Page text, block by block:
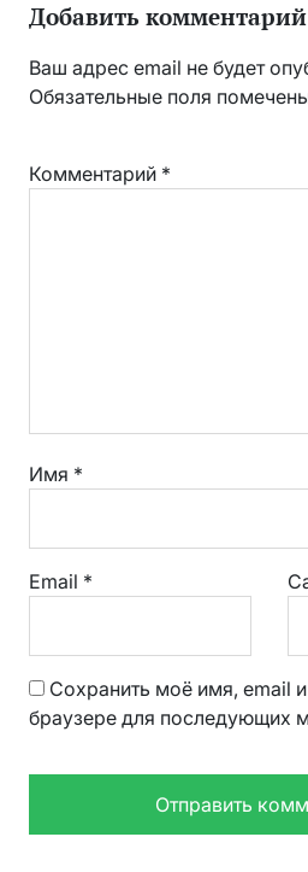
Добавить комментарий
Ваш адрес email не будет
Обязательные поля
Комментарий *
Имя *
Email *
Сохранить моё имя, email
браузере для последующих